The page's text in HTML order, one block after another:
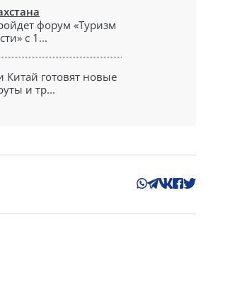
форум «Туризм
с 1...
Китай готовят новые
и тр...